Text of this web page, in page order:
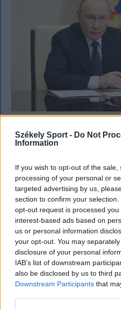
Székely Sport - Do Not
Information
If you wish to opt-out of the
processing of your personal or
targeted advertising by us,
section to confirm your
opt-out request is processed
interest-based ads based on
us or personal information
your opt-out. You may
disclosure of your personal
IAB’s list of downstream
also be disclosed by us to third
Downstream Participants that
KRÓNIKA
megtámadására
hírszerzés szerint
A legfrissebb amerikai
szerint Vlagyimir Putyin
néhány évben korlátozott
NATO-tagállam ellen, hogy
szövetség elszántságát.